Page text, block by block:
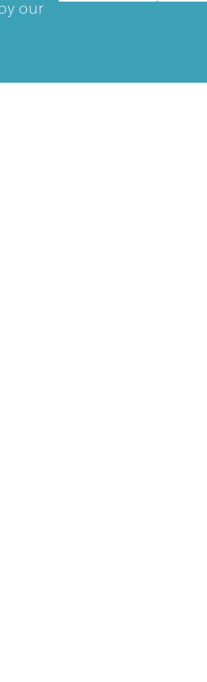
our